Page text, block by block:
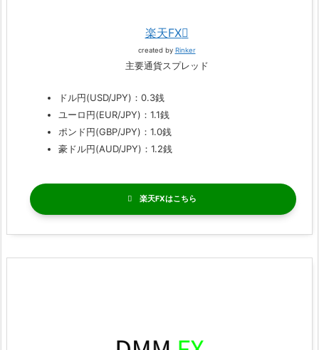
楽天FX
created by Rinker
主要通貨スプレッド
ドル円(USD/JPY)：0.3銭
ユーロ円(EUR/JPY)：1.1銭
ポンド円(GBP/JPY)：1.0銭
豪ドル円(AUD/JPY)：1.2銭
楽天FX